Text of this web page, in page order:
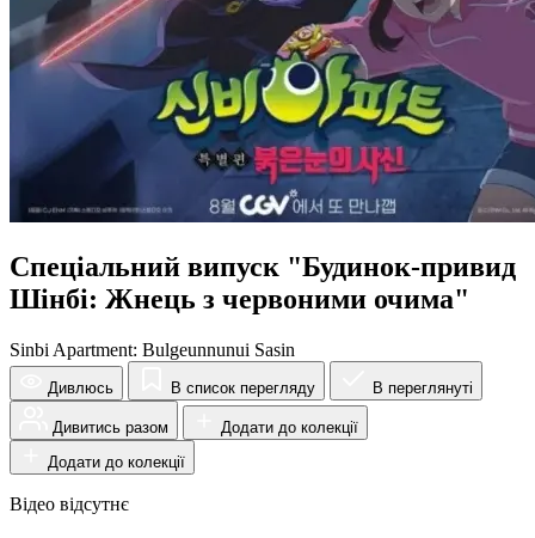
Спеціальний випуск "Будинок-привид
Шінбі: Жнець з червоними очима"
Sinbi Apartment: Bulgeunnunui Sasin
Дивлюсь В список перегляду В переглянуті
Дивитись разом
Додати до колекції
Додати до колекції
Відео відсутнє